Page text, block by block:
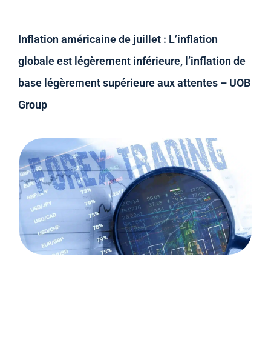
Inflation américaine de juillet : L’inflation
globale est légèrement inférieure, l’inflation de
base légèrement supérieure aux attentes – UOB
Group